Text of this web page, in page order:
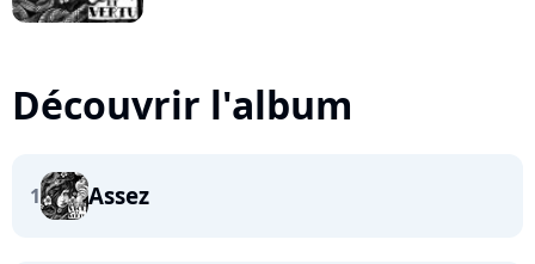
Découvrir l'album
1 Assez